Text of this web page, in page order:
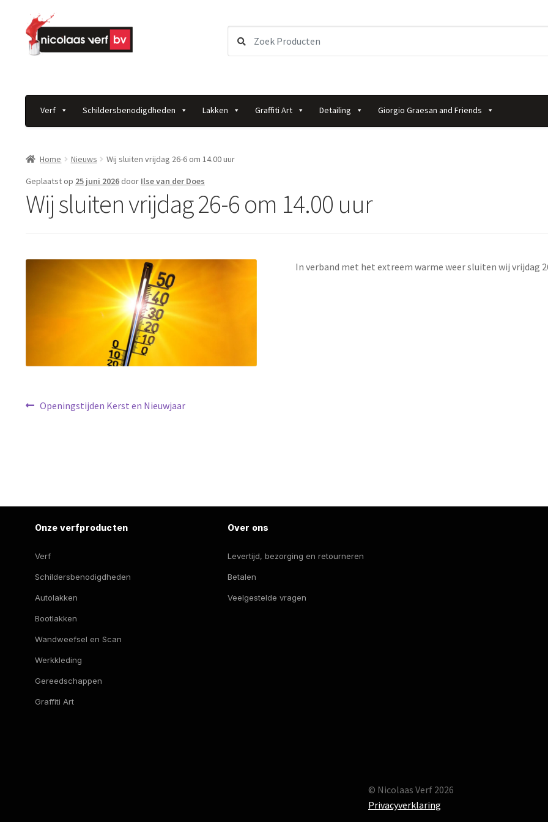
door
naar
navigatie
direct
naar
de
Verf Schildersbenodigdheden Lakken Graffiti Art Detailing Giorgio Graesan and Friends
Home Nieuws
Wij sluiten vrijdag 26-6 om 14.00 uur
Geplaatst op 25 juni 2026 door Ilse van der Does
Wij sluiten vrijdag 26-6 om 14.00 uur
In verband met het extreem warme weer sluiten wij vrijdag
Bericht
Vorig
Openingstijden Kerst en Nieuwjaar
Onze verfproducten
Verf
Schildersbenodigdheden
Autolakken
Bootlakken
Wandweefsel en Scan
Werkkleding
Gereedschappen
Graffiti Art
Over ons
Levertijd, bezorging en retourneren
Betalen
Veelgestelde vragen
© Nicolaas Verf 2026
Privacyverklaring